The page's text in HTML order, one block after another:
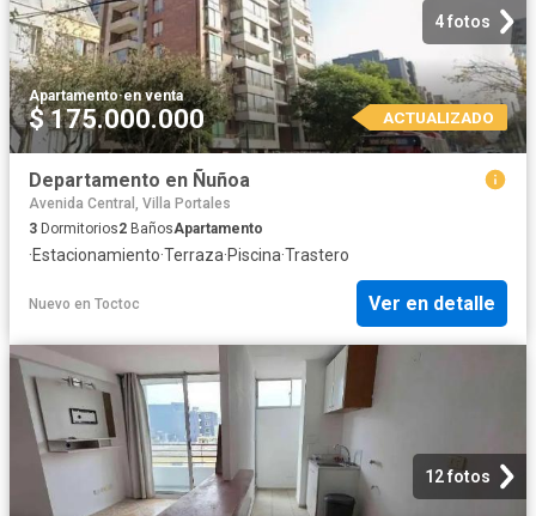
4 fotos
Apartamento·en venta
$ 175.000.000 ACTUALIZADO
Departamento en Ñuñoa
Avenida Central, Villa Portales
3 Dormitorios2 BañosApartamento
·Estacionamiento·Terraza·Piscina·Trastero
Nuevo en Toctoc Ver en detalle
12 fotos